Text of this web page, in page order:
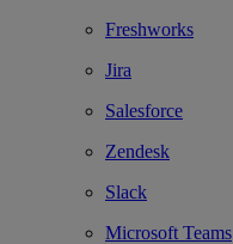
Freshworks
Jira
Salesforce
Zendesk
Slack
Microsoft Teams